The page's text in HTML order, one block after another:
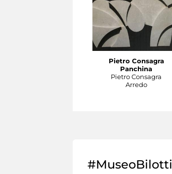
Pietro Consagra
Panchina
Pietro Consagra
Arredo
#MuseoBilotti